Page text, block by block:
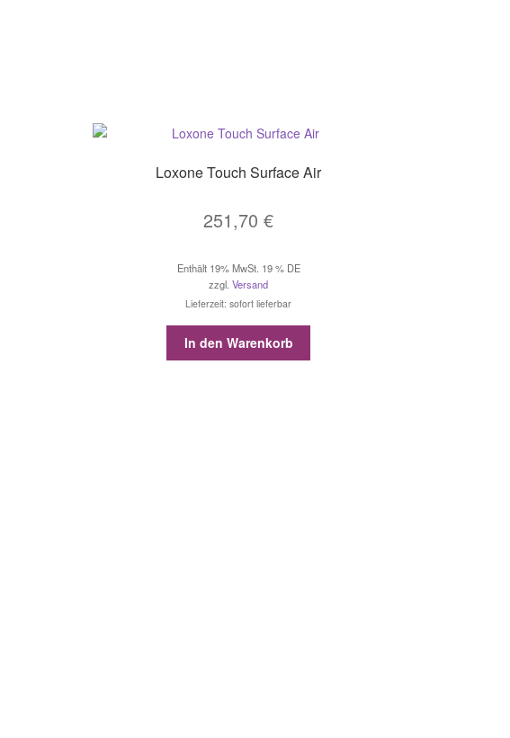
Loxone Touch Surface Air
251,70€
Enthält 19% MwSt. 19 % DE
zzgl.Versand
Lieferzeit: sofort lieferbar
In den Warenkorb